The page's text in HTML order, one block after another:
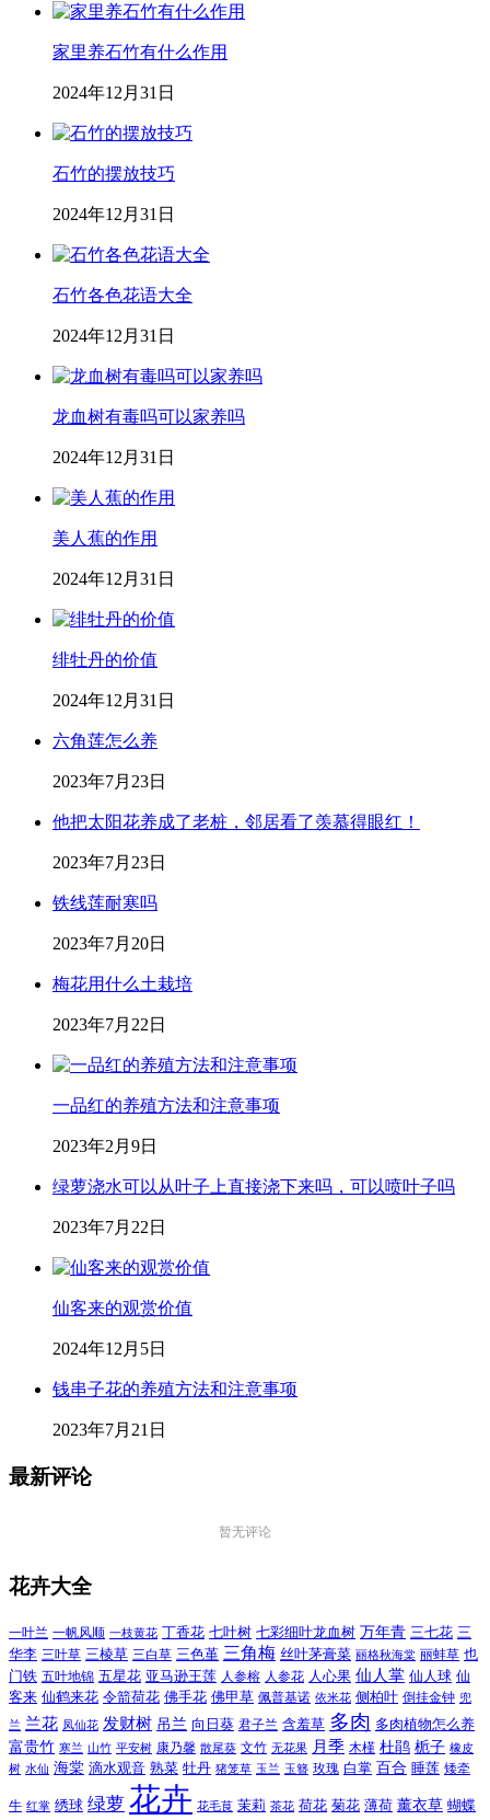
家里养石竹有什么作用
2024年12月31日
石竹的摆放技巧
2024年12月31日
石竹各色花语大全
2024年12月31日
龙血树有毒吗可以家养吗
2024年12月31日
美人蕉的作用
2024年12月31日
绯牡丹的价值
2024年12月31日
六角莲怎么养
2023年7月23日
他把太阳花养成了老桩，邻居看了羡慕得眼红！
2023年7月23日
铁线莲耐寒吗
2023年7月20日
梅花用什么土栽培
2023年7月22日
一品红的养殖方法和注意事项
2023年2月9日
绿萝浇水可以从叶子上直接浇下来吗，可以喷叶子吗
2023年7月22日
仙客来的观赏价值
2024年12月5日
钱串子花的养殖方法和注意事项
2023年7月21日
最新评论
暂无评论
花卉大全
一叶兰 一帆风顺 一枝黄花 丁香花 七叶树 七彩细叶龙血树 万年青 三七花 三
华李 三叶草 三棱草 三白草 三色堇 三角梅 丝叶茅膏菜 丽格秋海棠 丽蚌草 也
门铁 五叶地锦 五星花 亚马逊王莲 人参榕 人参花 人心果 仙人掌 仙人球 仙
客来 仙鹤来花 令箭荷花 佛手花 佛甲草 佩普基诺 依米花 侧柏叶 倒挂金钟 兜
兰 兰花 凤仙花 发财树 吊兰 向日葵 君子兰 含羞草 多肉 多肉植物怎么养
富贵竹 寒兰 山竹 平安树 康乃馨 散尾葵 文竹 无花果 月季 木槿 杜鹃 栀子 橡皮
树 水仙 海棠 滴水观音 熟菜 牡丹 猪笼草 玉兰 玉簪 玫瑰 白掌 百合 睡莲 矮牵
牛 红掌 绣球 绿萝 花卉 花毛茛 茉莉 茶花 荷花 菊花 薄荷 薰衣草 蝴蝶